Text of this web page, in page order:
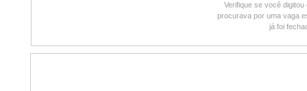
Verifique se você
procurava por uma vaga
já foi